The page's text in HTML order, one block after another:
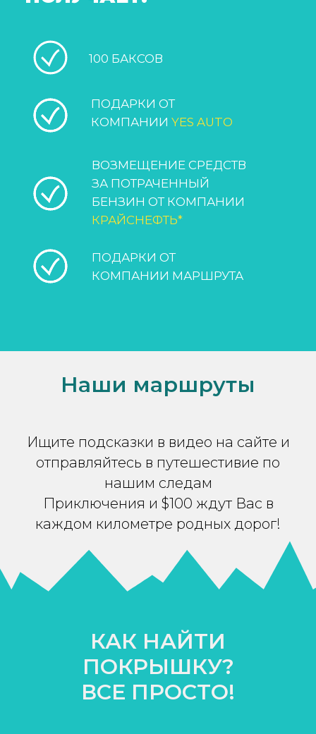
Наши маршруты
Ищите подсказки в видео на сайте и
отправляйтесь в путешестивие по
нашим следам
Приключения и $100 ждут Вас в
каждом километре родных дорог!
КАК НАЙТИ
ПОКРЫШКУ?
ВСЕ ПРОСТО!